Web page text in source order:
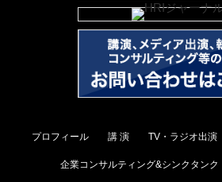
プロフィール 講 演 TV・ラジオ出演
企業コンサルティング&シンクタンク